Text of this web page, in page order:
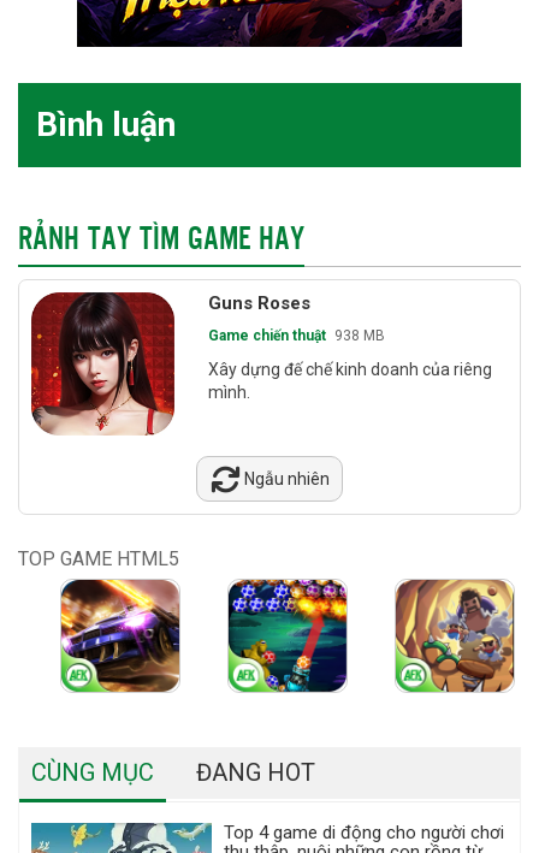
Bình luận
RẢNH TAY TÌM GAME HAY
Guns Roses
Game chiến thuật 938 MB
Xây dựng đế chế kinh doanh của riêng
mình.
Ngẫu nhiên
TOP GAME HTML5
CÙNG MỤC ĐANG HOT
Top 4 game di động cho người chơi